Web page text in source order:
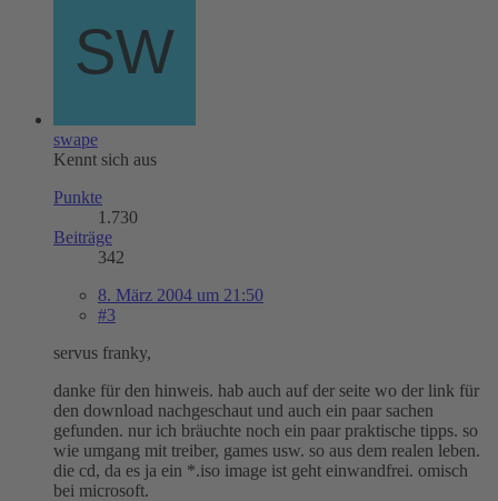
swape
Kennt sich aus
Punkte
1.730
Beiträge
342
8. März 2004 um 21:50
#3
servus franky,
danke für den hinweis. hab auch auf der seite wo der link für
den download nachgeschaut und auch ein paar sachen
gefunden. nur ich bräuchte noch ein paar praktische tipps. so
wie umgang mit treiber, games usw. so aus dem realen leben.
die cd, da es ja ein *.iso image ist geht einwandfrei. omisch
bei microsoft.